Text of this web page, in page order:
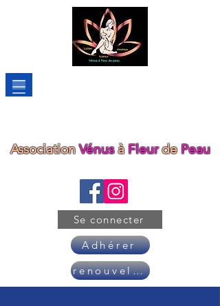
AssociationVénus à Fleurde Peau
Se connecter
Adhérer
renouveler son adhésion